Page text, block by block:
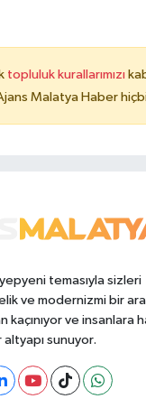
topluluk kurallarımızı
Malatya Haber
temasıyla sizleri
ve modernizmi bir
ve insanlara
sunuyor.